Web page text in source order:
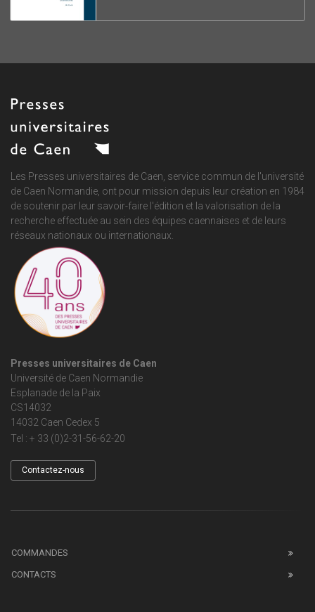
Les Presses universitaires de Caen, service commun de l'université
de Caen Normandie, ont pour mission depuis leur création en 1984
de soutenir par leur savoir-faire l'édition et la valorisation de la
recherche effectuée au sein des équipes caennaises et de leurs
réseaux nationaux ou internationaux.
Presses universitaires de Caen
Université de Caen Normandie
Esplanade de la Paix
CS14032
14032 Caen Cedex 5
Tel : + 33 (0)2-31-56-62-20
Contactez-nous
COMMANDES
CONTACTS